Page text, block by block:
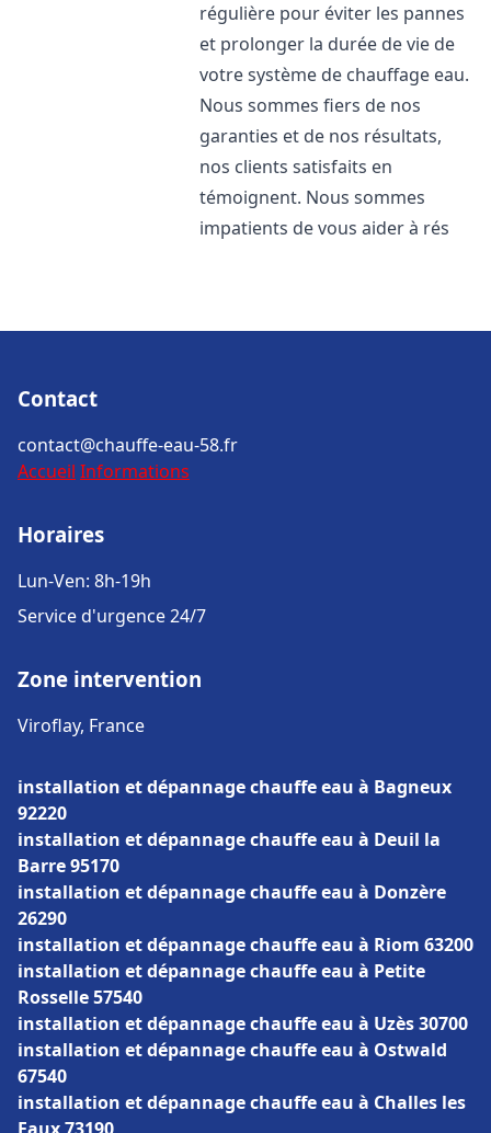
régulière pour éviter les pannes
et prolonger la durée de vie de
votre système de chauffage eau.
Nous sommes fiers de nos
garanties et de nos résultats,
nos clients satisfaits en
témoignent. Nous sommes
impatients de vous aider à rés
Contact
contact@chauffe-eau-58.fr
Accueil Informations
Horaires
Lun-Ven: 8h-19h
Service d'urgence 24/7
Zone intervention
Viroflay, France
installation et dépannage chauffe eau à Bagneux
92220
installation et dépannage chauffe eau à Deuil la
Barre 95170
installation et dépannage chauffe eau à Donzère
26290
installation et dépannage chauffe eau à Riom 63200
installation et dépannage chauffe eau à Petite
Rosselle 57540
installation et dépannage chauffe eau à Uzès 30700
installation et dépannage chauffe eau à Ostwald
67540
installation et dépannage chauffe eau à Challes les